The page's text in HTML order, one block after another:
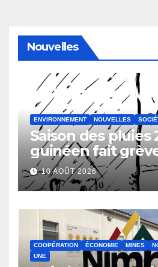
Nouvelles
ENVIRONNEMENT NOUVELLES
Saison des pluies
guinéen fait
10 AOÛT 2026
COOPÉRATION ÉCONOMIE MINES
UNE